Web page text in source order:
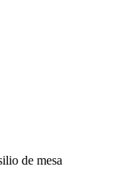
de mesa